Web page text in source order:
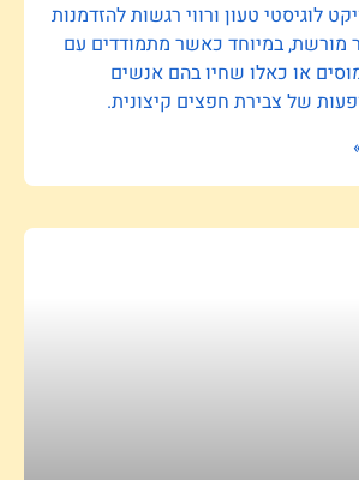
לוגיסטי טעון ורווי רגשות להזדמנות
מורשת, במיוחד כאשר מתמודדים עם
או כאלו שחיו בהם אנשים
של צבירת חפצים קיצונית.